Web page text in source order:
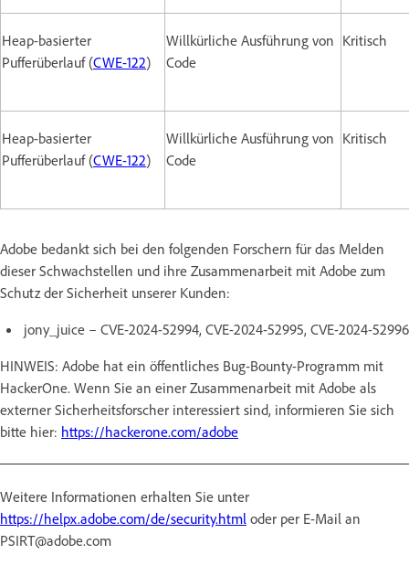
Heap-basierter
Pufferüberlauf (CWE-122)
Willkürliche Ausführung von
Code
Kritisch
Heap-basierter
Pufferüberlauf (CWE-122)
Willkürliche Ausführung von
Code
Kritisch
Adobe bedankt sich bei den folgenden Forschern für das Melden
dieser Schwachstellen und ihre Zusammenarbeit mit Adobe zum
Schutz der Sicherheit unserer Kunden:
jony_juice – CVE-2024-52994, CVE-2024-52995, CVE-2024-52996
HINWEIS: Adobe hat ein öffentliches Bug-Bounty-Programm mit
HackerOne. Wenn Sie an einer Zusammenarbeit mit Adobe als
externer Sicherheitsforscher interessiert sind, informieren Sie sich
bitte hier: https://hackerone.com/adobe
Weitere Informationen erhalten Sie unter
https://helpx.adobe.com/de/security.html oder per E-Mail an
PSIRT@adobe.com